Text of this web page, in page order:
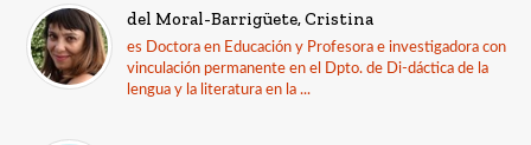
del Moral-Barrigüete, Cristina
es Doctora en Educación y Profesora e investigadora con
vinculación permanente en el Dpto. de Di-dáctica de la
lengua y la literatura en la ...